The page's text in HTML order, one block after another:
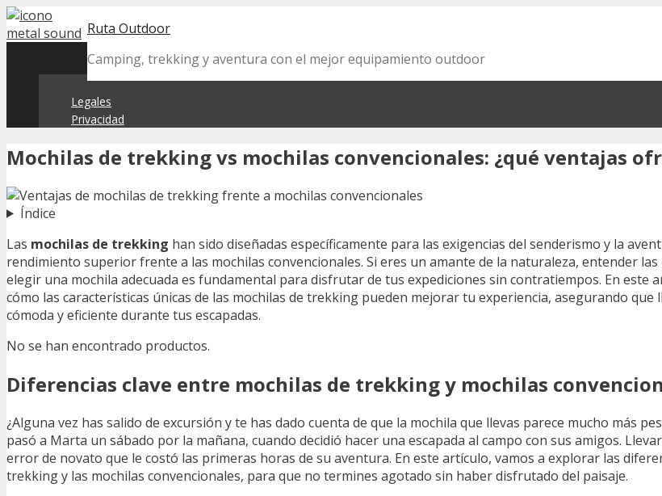
Skip
to
Ruta Outdoor
Camping, trekking y aventura con el mejor equipamiento outdoor
Legales
Privacidad
Mochilas de trekking vs mochilas convencionales: ¿qué ventajas
Índice
Las mochilas de trekking han sido diseñadas específicamente para las exigencias del senderismo y la
rendimiento superior frente a las mochilas convencionales. Si eres un amante de la naturaleza, entender las
elegir una mochila adecuada es fundamental para disfrutar de tus expediciones sin contratiempos. En este
cómo las características únicas de las mochilas de trekking pueden mejorar tu experiencia, asegurando que
cómoda y eficiente durante tus escapadas.
No se han encontrado productos.
Diferencias clave entre mochilas de trekking y mochilas
¿Alguna vez has salido de excursión y te has dado cuenta de que la mochila que llevas parece mucho más
pasó a Marta un sábado por la mañana, cuando decidió hacer una escapada al campo con sus amigos.
error de novato que le costó las primeras horas de su aventura. En este artículo, vamos a explorar las
trekking y las mochilas convencionales, para que no termines agotado sin haber disfrutado del paisaje.